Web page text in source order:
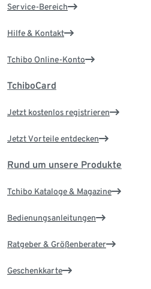
Service-Bereich
Hilfe & Kontakt
Tchibo Online-Konto
TchiboCard
Jetzt kostenlos registrieren
Jetzt Vorteile entdecken
Rund um unsere Produkte
Tchibo Kataloge & Magazine
Bedienungsanleitungen
Ratgeber & Größenberater
Geschenkkarte